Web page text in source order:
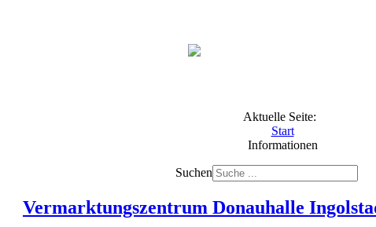
Aktuelle Seite:
Start
Informationen
Suchen
Vermarktungszentrum Donauhalle